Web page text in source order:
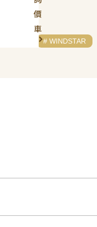
價
車
# WINDSTAR